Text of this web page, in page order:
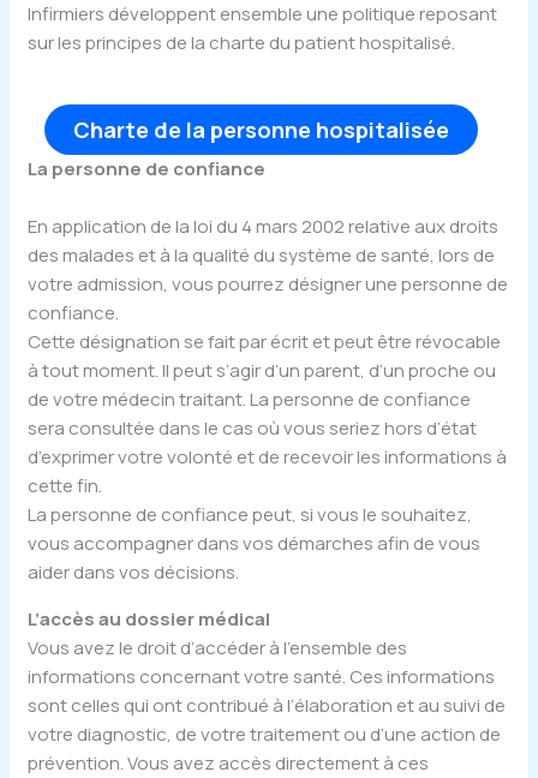
Infirmiers développent ensemble une politique reposant
sur les principes de la charte du patient hospitalisé.
Charte de la personne hospitalisée
La personne de confiance
En application de la loi du 4 mars 2002 relative aux droits
des malades et à la qualité du système de santé, lors de
votre admission, vous pourrez désigner une personne de
confiance.
Cette désignation se fait par écrit et peut être révocable
à tout moment. Il peut s’agir d’un parent, d’un proche ou
de votre médecin traitant. La personne de confiance
sera consultée dans le cas où vous seriez hors d’état
d’exprimer votre volonté et de recevoir les informations à
cette fin.
La personne de confiance peut, si vous le souhaitez,
vous accompagner dans vos démarches afin de vous
aider dans vos décisions.
L’accès au dossier médical
Vous avez le droit d’accéder à l’ensemble des
informations concernant votre santé. Ces informations
sont celles qui ont contribué à l’élaboration et au suivi de
votre diagnostic, de votre traitement ou d’une action de
prévention. Vous avez accès directement à ces